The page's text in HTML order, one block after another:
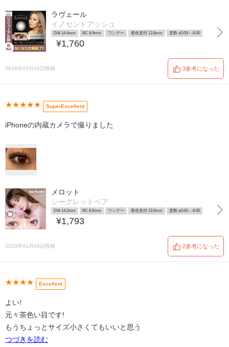
ラヴェール
イノセントアッシュ
DIA 14.4mm BC 8.9mm ワンデー 着色直径 13.8mm 度数 ±0.00~ -8.00
¥1,760
2018年03月10日投稿 3参考になった
★★★★★ SuperExcellent
iPhoneの内蔵カメラで撮りました
メロット
シークレットベア
DIA 14.2mm BC 8.6mm ワンデー 着色直径 13.5mm 度数 ±0.00~ -8.00
¥1,793
2023年01月04日投稿 2参考になった
★★★★ Excellent
よい!
元々茶色い目です!
もうちょっとサイズ小さくてもいいと思う
つづきを読む